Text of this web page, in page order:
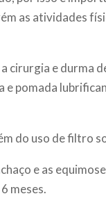
as atividades
cirurgia e durma
pomada
do uso de filtro
e as
meses.